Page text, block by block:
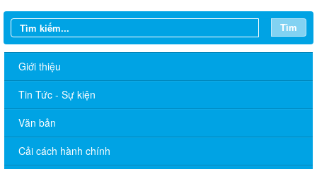
Tìm
Giới thiệu
Tin Tức - Sự kiện
Văn bản
Cải cách hành chính